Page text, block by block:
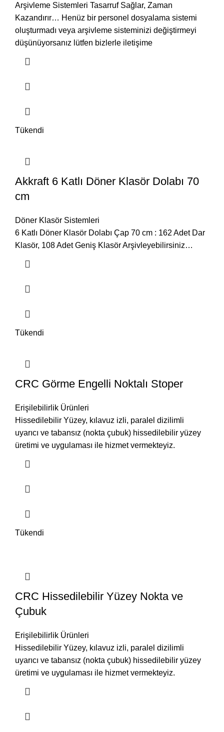
Arşivleme Sistemleri Tasarruf Sağlar, Zaman
Kazandırır… Henüz bir personel dosyalama sistemi
oluşturmadı veya arşivleme sisteminizi değiştirmeyi
düşünüyorsanız lütfen bizlerle iletişime
Tükendi
Akkraft 6 Katlı Döner Klasör Dolabı 70
cm
Döner Klasör Sistemleri
6 Katlı Döner Klasör Dolabı Çap 70 cm : 162 Adet Dar
Klasör, 108 Adet Geniş Klasör Arşivleyebilirsiniz…
Tükendi
CRC Görme Engelli Noktalı Stoper
Erişilebilirlik Ürünleri
Hissedilebilir Yüzey, kılavuz izli, paralel dizilimli
uyarıcı ve tabansız (nokta çubuk) hissedilebilir yüzey
üretimi ve uygulaması ile hizmet vermekteyiz.
Tükendi
CRC Hissedilebilir Yüzey Nokta ve
Çubuk
Erişilebilirlik Ürünleri
Hissedilebilir Yüzey, kılavuz izli, paralel dizilimli
uyarıcı ve tabansız (nokta çubuk) hissedilebilir yüzey
üretimi ve uygulaması ile hizmet vermekteyiz.